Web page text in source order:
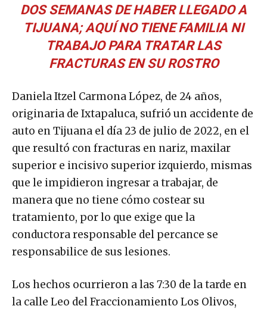
DOS SEMANAS DE HABER LLEGADO A
TIJUANA; AQUÍ NO TIENE FAMILIA NI
TRABAJO PARA TRATAR LAS
FRACTURAS EN SU ROSTRO
Daniela Itzel Carmona López, de 24 años,
originaria de Ixtapaluca, sufrió un accidente de
auto en Tijuana el día 23 de julio de 2022, en el
que resultó con fracturas en nariz, maxilar
superior e incisivo superior izquierdo, mismas
que le impidieron ingresar a trabajar, de
manera que no tiene cómo costear su
tratamiento, por lo que exige que la
conductora responsable del percance se
responsabilice de sus lesiones.
Los hechos ocurrieron a las 7:30 de la tarde en
la calle Leo del Fraccionamiento Los Olivos,